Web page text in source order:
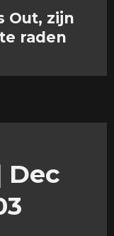
Out, zijn
raden
Dec